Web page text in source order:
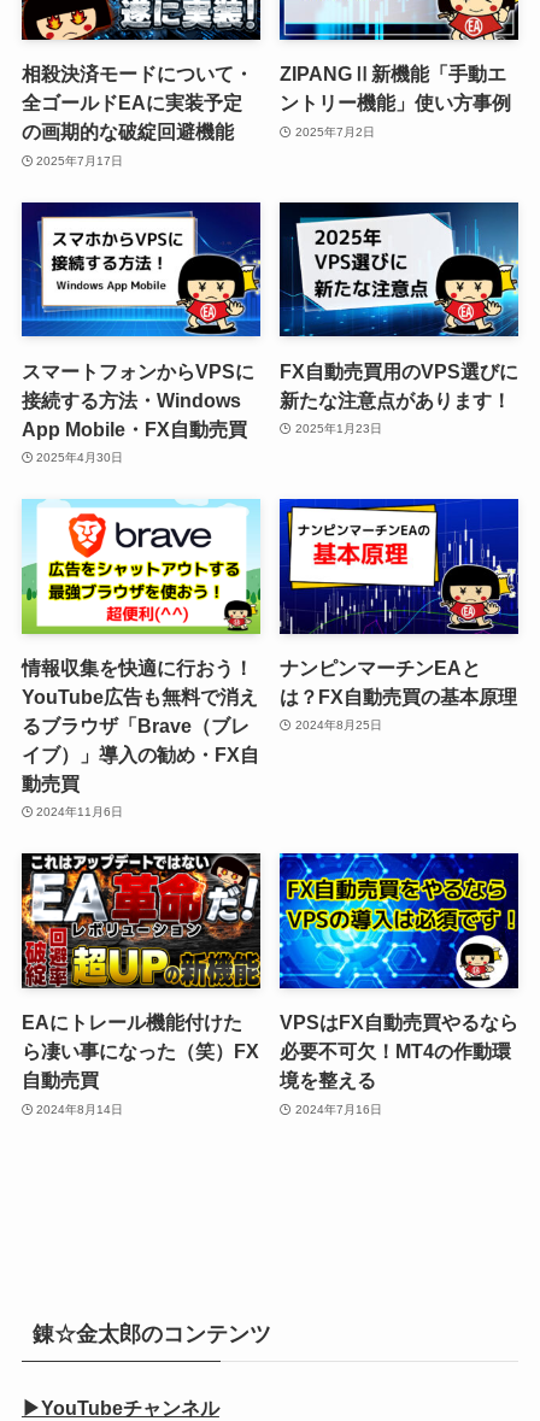
相殺決済モードについて・
全ゴールドEAに実装予定
の画期的な破綻回避機能
2025年7月17日
ZIPANGⅡ新機能「手動エ
ントリー機能」使い方事例
2025年7月2日
スマートフォンからVPSに
接続する方法・Windows
App Mobile・FX自動売買
2025年4月30日
FX自動売買用のVPS選びに
新たな注意点があります！
2025年1月23日
情報収集を快適に行おう！
YouTube広告も無料で消え
るブラウザ「Brave（ブレ
イブ）」導入の勧め・FX自
動売買
2024年11月6日
ナンピンマーチンEAと
は？FX自動売買の基本原理
2024年8月25日
EAにトレール機能付けた
ら凄い事になった（笑）FX
自動売買
2024年8月14日
VPSはFX自動売買やるなら
必要不可欠！MT4の作動環
境を整える
2024年7月16日
錬☆金太郎のコンテンツ
▶YouTubeチャンネル